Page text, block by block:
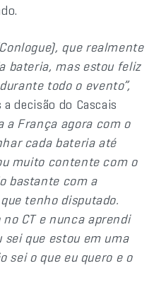
que realmente
bateria, mas estou feliz
todo o evento”,
decisão do Cascais
a França agora com o
cada bateria até
muito contente com o
bastante com a
tenho disputado.
CT e nunca aprendi
que estou em uma
sei o que eu quero e o